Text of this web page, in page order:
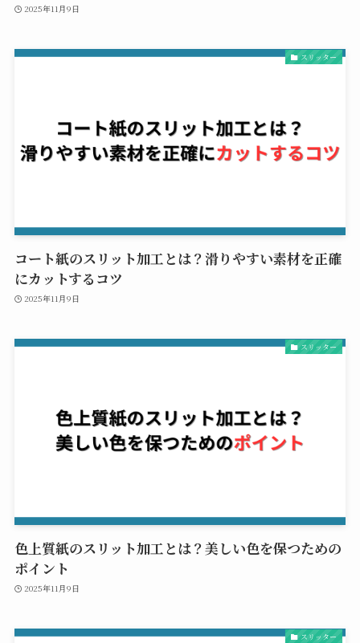
2025年11月9日
スリッター
コート紙のスリット加工とは？滑りやすい素材を正確
にカットするコツ
2025年11月9日
スリッター
色上質紙のスリット加工とは？美しい色を保つための
ポイント
2025年11月9日
スリッター